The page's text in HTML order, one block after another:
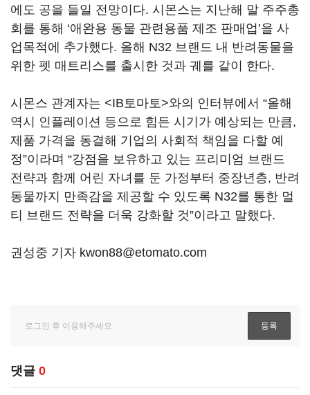
에도 공을 들일 전망이다. 시몬스는 지난해 말 주주총
회를 통해 ‘애완용 동물 관련용품 제조 판매업’을 사
업목적에 추가했다. 올해 N32 브랜드 내 반려동물을
위한 펫 매트리스를 출시한 것과 궤를 같이 한다.
시몬스 관계자는 <IB토마토>와의 인터뷰에서 “올해
역시 인플레이션 등으로 힘든 시기가 예상되는 만큼,
제품 가격을 동결해 기업의 사회적 책임을 다할 예
정”이라며 “강점을 보유하고 있는 프리미엄 브랜드
전략과 함께 어린 자녀를 둔 가정부터 중장년층, 반려
동물까지 만족감을 제공할 수 있도록 N32를 통한 멀
티 브랜드 전략을 더욱 강화할 것”이라고 말했다.
권성중 기자 kwon88@etomato.com
댓글 0